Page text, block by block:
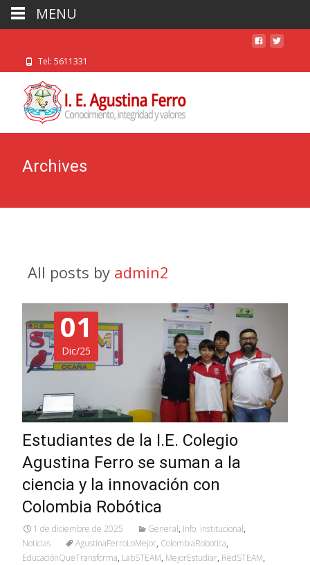
Tel: 5611331
Archives
All posts by admin2
01
Dic/25
Estudiantes de la I.E. Colegio
Agustina Ferro se suman a la
ciencia y la innovación con
Colombia Robótica
1 de diciembre de 2025 General, Info. Institucional,
Noticias
AgustinaFerroLoMejor, ColombiaRobotica,
EducaciónQueTransforma, LabSTEAM, MejorEstudiar, RedSTEAM,
MENU